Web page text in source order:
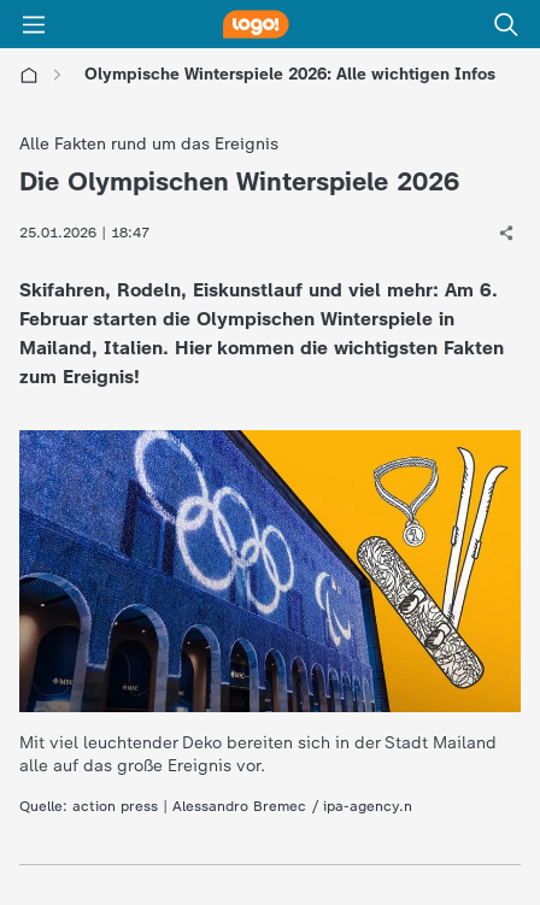
Olympische Winterspiele 2026: Alle wichtigen Infos
o
g
o
d
e
K
n
d
e
Alle Fakten rund um das Ereignis
:
Die Olympischen Winterspiele 2026
25.01.2026 | 18:47
Skifahren, Rodeln, Eiskunstlauf und viel mehr: Am 6.
Februar starten die Olympischen Winterspiele in
Mailand, Italien. Hier kommen die wichtigsten Fakten
zum Ereignis!
Mit viel leuchtender Deko bereiten sich in der Stadt Mailand
alle auf das große Ereignis vor.
Quelle: action press | Alessandro Bremec / ipa-agency.n